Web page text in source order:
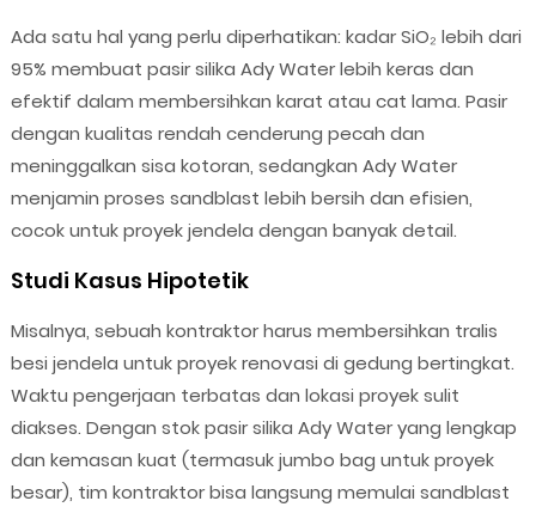
Ada satu hal yang perlu diperhatikan: kadar SiO₂ lebih dari
95% membuat pasir silika Ady Water lebih keras dan
efektif dalam membersihkan karat atau cat lama. Pasir
dengan kualitas rendah cenderung pecah dan
meninggalkan sisa kotoran, sedangkan Ady Water
menjamin proses sandblast lebih bersih dan efisien,
cocok untuk proyek jendela dengan banyak detail.
Studi Kasus Hipotetik
Misalnya, sebuah kontraktor harus membersihkan tralis
besi jendela untuk proyek renovasi di gedung bertingkat.
Waktu pengerjaan terbatas dan lokasi proyek sulit
diakses. Dengan stok pasir silika Ady Water yang lengkap
dan kemasan kuat (termasuk jumbo bag untuk proyek
besar), tim kontraktor bisa langsung memulai sandblast